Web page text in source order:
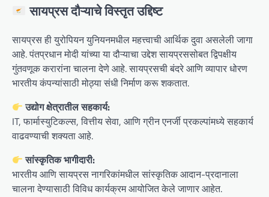
सायप्रस दौऱ्याचे विस्तृत उद्दिष्ट
सायप्रस ही युरोपियन युनियनमधील महत्त्वाची आर्थिक दुवा असलेली जागा
आहे. पंतप्रधान मोदी यांच्या या दौऱ्याचा उद्देश सायप्रससोबत द्विपक्षीय
गुंतवणूक करारांना चालना देणे आहे. सायप्रसची बंदरे आणि व्यापार धोरण
भारतीय कंपन्यांसाठी मोठ्या संधी निर्माण करू शकतात.
उद्योग क्षेत्रातील सहकार्य:
IT, फार्मास्युटिकल्स, वित्तीय सेवा, आणि ग्रीन एनर्जी प्रकल्पांमध्ये सहकार्य
वाढवण्याची शक्यता आहे.
सांस्कृतिक भागीदारी:
भारतीय आणि सायप्रस नागरिकांमधील सांस्कृतिक आदान-प्रदानाला
चालना देण्यासाठी विविध कार्यक्रम आयोजित केले जाणार आहेत.